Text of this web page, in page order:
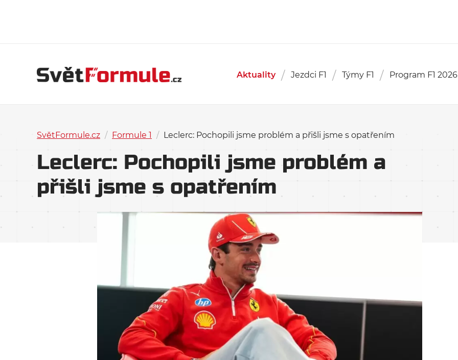
Aktuality Jezdci F1 Týmy F1 Program F1 2026
SvětFormule.cz / Formule 1 / Leclerc: Pochopili jsme problém a přišli jsme s opatřením
Leclerc: Pochopili jsme problém a
přišli jsme s opatřením